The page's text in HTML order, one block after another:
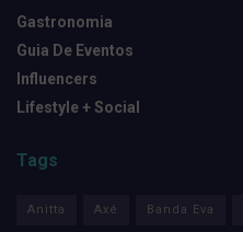
Gastronomia
Guia De Eventos
Influencers
Lifestyle + Social
Tags
Anitta Axé Banda Eva